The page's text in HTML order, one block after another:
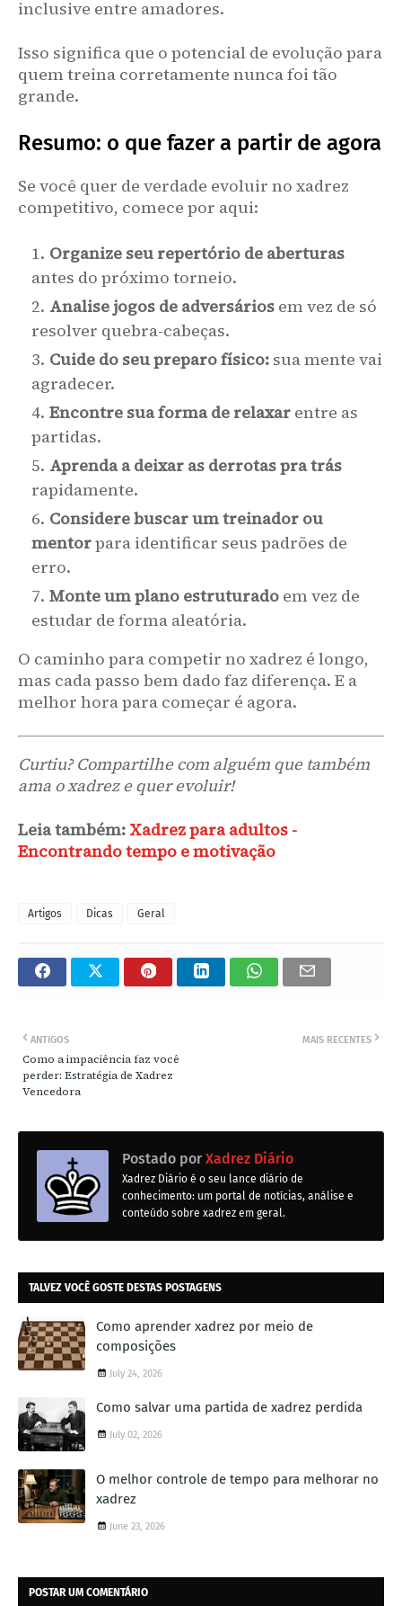
inclusive entre amadores.
Isso significa que o potencial de evolução para
quem treina corretamente nunca foi tão
grande.
Resumo: o que fazer a partir de agora
Se você quer de verdade evoluir no xadrez
competitivo, comece por aqui:
Organize seu repertório de aberturas
antes do próximo torneio.
Analise jogos de adversários em vez de só
resolver quebra-cabeças.
Cuide do seu preparo físico: sua mente vai
agradecer.
Encontre sua forma de relaxar entre as
partidas.
Aprenda a deixar as derrotas pra trás
rapidamente.
Considere buscar um treinador ou
mentorpara identificar seus padrões de
erro.
Monte um plano estruturado em vez de
estudar de forma aleatória.
O caminho para competir no xadrez é longo,
mas cada passo bem dado faz diferença. E a
melhor hora para começar é agora.
Curtiu? Compartilhe com alguém que também
ama o xadrez e quer evoluir!
Leia também: Xadrez para adultos -
Encontrando tempo e motivação
Artigos Dicas Geral
MAIS RECENTES
ANTIGOS
Como a impaciência faz você
perder: Estratégia de Xadrez
Vencedora
Postado por Xadrez Diário
Xadrez Diário é o seu lance diário de
conhecimento: um portal de notícias, análise e
conteúdo sobre xadrez em geral.
TALVEZ VOCÊ GOSTE DESTAS POSTAGENS
Como aprender xadrez por meio de
composições
July 24, 2026
Como salvar uma partida de xadrez perdida
July 02, 2026
O melhor controle de tempo para melhorar no
xadrez
June 23, 2026
POSTAR UM COMENTÁRIO